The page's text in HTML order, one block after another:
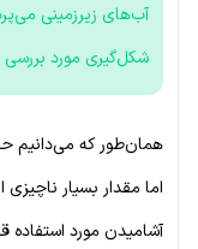
آب‌های زیرزمینی
شکل‌گیری مورد
اما مقدار بسیار
آشامیدن مورد استفاده